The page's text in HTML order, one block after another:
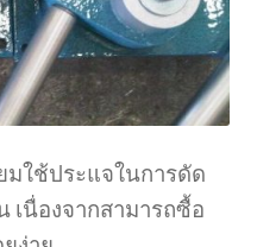
มใช้ประแจในการดัด
เนื่องจากสามารถซื้อ